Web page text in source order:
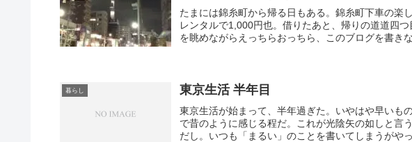
たまには錦糸町から帰る日もある。錦糸町下車の楽
レンタルで1,000円也。借りたあと、帰りの道道四
を眺めながらえっちらおっちら、このブログを書き
暮らし 東京生活 半年目
東京生活が始まって、半年過ぎた。いやはや早いも
で昔のように感じる程だ。これが光陰矢の如しと言
だし。いつも「まるい」のことを書いてしまうがや